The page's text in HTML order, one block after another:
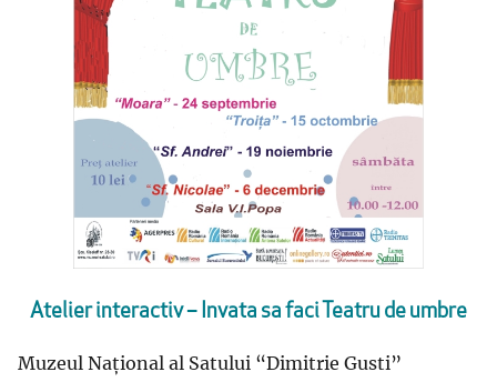
Atelier interactiv – Invata sa faci Teatru de umbre
Muzeul Naţional al Satului “Dimitrie Gusti”